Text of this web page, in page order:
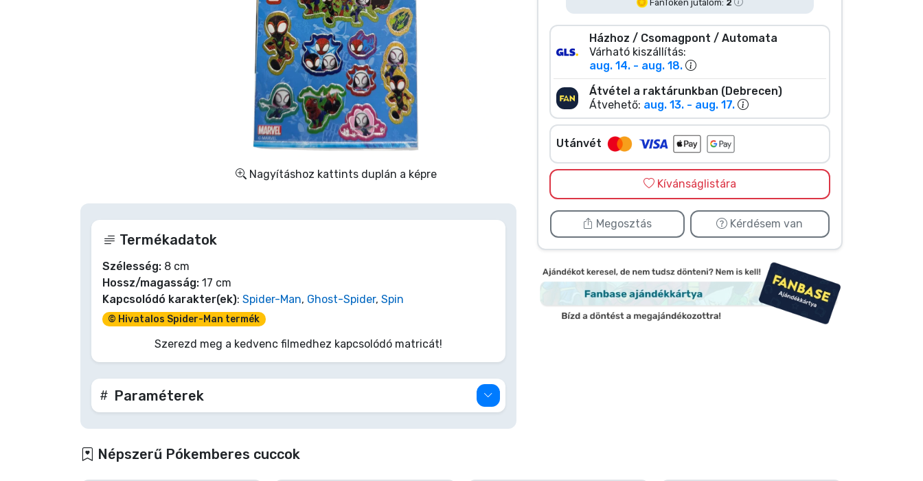
Nagyításhoz kattints duplán a képre
FanToken jutalom: 2
Házhoz / Csomagpont / Automata
Várható kiszállítás:
aug. 14. - aug. 18.
Átvétel a raktárunkban (Debrecen)
Átvehető: aug. 13. - aug. 17.
Utánvét
Kívánságlistára
Megosztás Kérdésem van
Termékadatok
Szélesség: 8 cm
Hossz/magasság: 17 cm
Kapcsolódó karakter(ek): Spider-Man, Ghost-Spider, Spin
© Hivatalos Spider-Man termék
Szerezd meg a kedvenc filmedhez kapcsolódó matricát!
Paraméterek
Népszerű Pókemberes cuccok
Gamer cuccok
Sportos cuccok
Zenés cuccok